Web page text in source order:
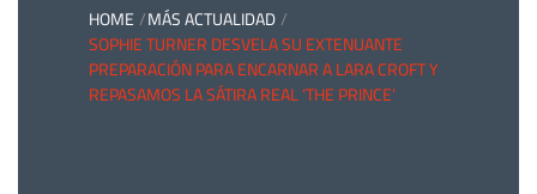
HOME MÁS ACTUALIDAD
SOPHIE TURNER DESVELA SU EXTENUANTE
PREPARACIÓN PARA ENCARNAR A LARA CROFT Y
REPASAMOS LA SÁTIRA REAL ‘THE PRINCE’